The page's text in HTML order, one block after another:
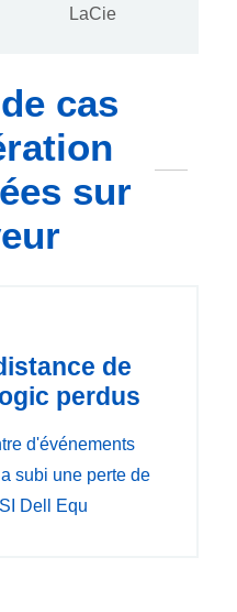
LaCie
cas
sur
de
perdus
d'événements
subi une perte de
Dell Equ